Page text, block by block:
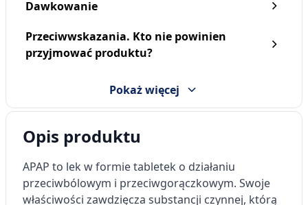
Apap migrena, 250 mg +
250 mg + 65 mg, tabletki
Apap, 500 mg, tabletki
16,99 zł
Dawkowanie
Przeciwwskazania. Kto nie powinien
przyjmować produktu?
Pokaż więcej
Opis produktu
APAP to lek w formie tabletek o działaniu
przeciwbólowym i przeciwgorączkowym. Swoje
właściwości zawdzięcza substancji czynnej, którą